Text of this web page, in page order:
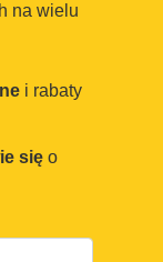
na wielu
i rabaty
się o